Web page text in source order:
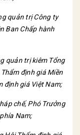
quản trị Công ty
Ban Chấp hành
quản trị kiêm Tổng
định giá Miền
định giá Việt Nam;
chế, Phó Trưởng
Nam;